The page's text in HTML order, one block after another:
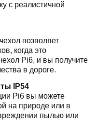
с реалистичной
позволяет
когда это
Pi6, и вы получите
в дороге.
IP54
Pi6 вы можете
на природе или в
пылью или